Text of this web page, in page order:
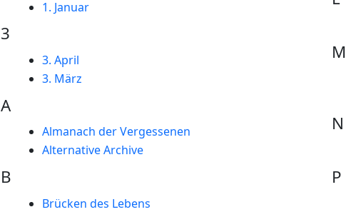
1. Januar
3
3. April
3. März
A
Almanach der Vergessenen
Alternative Archive
B
Brücken des Lebens
M
N
P